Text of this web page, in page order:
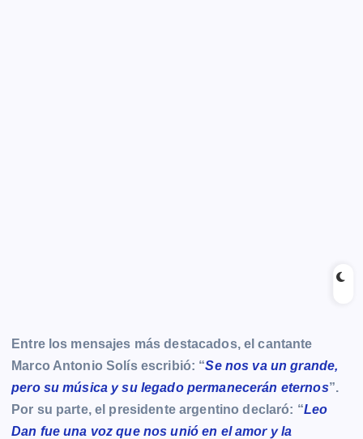
Entre los mensajes más destacados, el cantante
Marco Antonio Solís escribió: “Se nos va un grande,
pero su música y su legado permanecerán eternos”.
Por su parte, el presidente argentino declaró: “Leo
Dan fue una voz que nos unió en el amor y la